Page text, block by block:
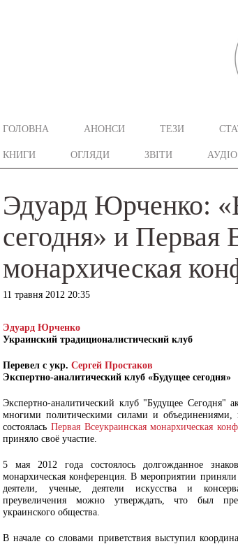
ГОЛОВНА АНОНСИ ТЕЗИ
КНИГИ ОГЛЯДИ ЗВІТИ АУДІО
Эдуард Юрченко:
сегодня» и Первая
монархическая
11 травня 2012 20:35
Эдуард Юрченко
Украинский традиционалистический клуб
Перевел с укр. Сергей Простаков
Экспертно-аналитический клуб «Будущее сегодня»
Экспертно-аналитический клуб "Будущее Сегодня"
многими политическими силами и
состоялась Первая Всеукраинская монархическая
приняло своё участие.
5 мая 2012 года состоялось долгожданное
монархическая конференция. В мероприятии
деятели, ученые, деятели искусства и
преувеличения можно утверждать, что был
украинского общества.
В начале со словами приветствия выступил